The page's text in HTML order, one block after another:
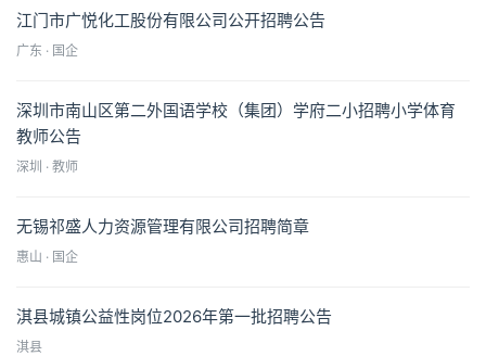
江门市广悦化工股份有限公司公开招聘公告
广东 · 国企
深圳市南山区第二外国语学校（集团）学府二小招聘小学体育
教师公告
深圳 · 教师
无锡祁盛人力资源管理有限公司招聘简章
惠山 · 国企
淇县城镇公益性岗位2026年第一批招聘公告
淇县